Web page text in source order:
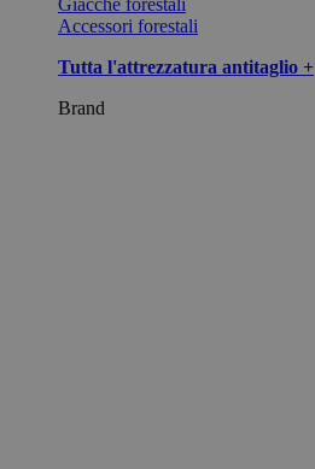
Giacche forestali
Accessori forestali
Tutta l'attrezzatura antitaglio +
Brand